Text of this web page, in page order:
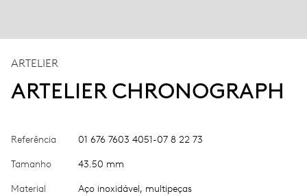
ARTELIER
ARTELIER CHRONOGRAPH
Referência 01 676 7603 4051-07 8 22 73
Tamanho 43.50 mm
Material Aço inoxidável, multipeças